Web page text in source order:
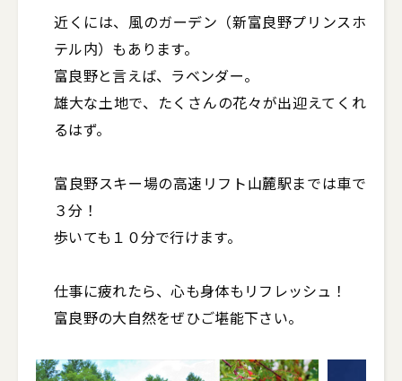
近くには、風のガーデン（新富良野プリンスホ
テル内）もあります。
富良野と言えば、ラベンダー。
雄大な土地で、たくさんの花々が出迎えてくれ
るはず。
富良野スキー場の高速リフト山麓駅までは車で
３分！
歩いても１０分で行けます。
仕事に疲れたら、心も身体もリフレッシュ！
富良野の大自然をぜひご堪能下さい。